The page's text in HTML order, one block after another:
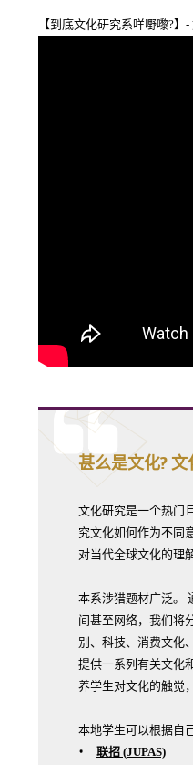
【到底文化研究系咩嘢嚟?】
甚么是文化?
文化研究是一个热门
究文化如何作为不同
对当代全球文化的理
本系涉猎题材广泛。
间甚至网络，我们将
别、科技、消费文化
提供一系列有关文化
养学生对文化的触觉
本地学生可以根据自
联招 (JUPAS)